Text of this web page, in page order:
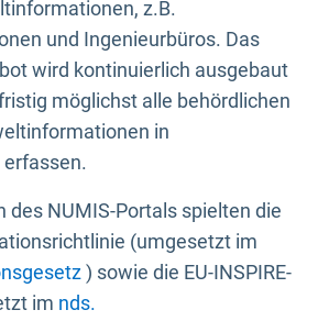
z.B.
und Ingenieurbüros. Das
wird kontinuierlich ausgebaut
möglichst alle behördlichen
in
des NUMIS-Portals spielten die
(umgesetzt im
) sowie die EU-INSPIRE-
im nds.